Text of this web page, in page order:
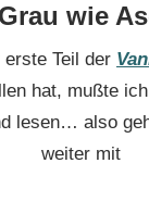
wie
Teil der
hat, mußte
lesen… also
weiter mit